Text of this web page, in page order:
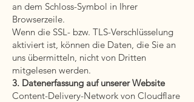
an dem Schloss-Symbol in Ihrer
Browserzeile.
Wenn die SSL- bzw. TLS-Verschlüsselung
aktiviert ist, können die Daten, die Sie an
uns übermitteln, nicht von Dritten
mitgelesen werden.
3. Datenerfassung auf unserer Website
Content-Delivery-Network von Cloudflare